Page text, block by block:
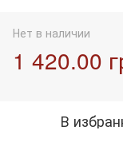
Нет в наличии
1 420.00
В